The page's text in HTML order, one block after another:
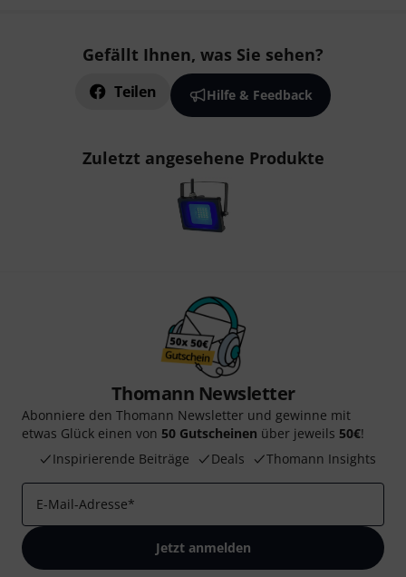
Gefällt Ihnen, was Sie sehen?
Teilen Hilfe & Feedback
Zuletzt angesehene Produkte
Thomann Newsletter
Abonniere den Thomann Newsletter und gewinne mit
etwas Glück einen von 50 Gutscheinen über jeweils 50€!
Inspirierende Beiträge
Deals Thomann Insights
E-Mail-Adresse*
Jetzt anmelden